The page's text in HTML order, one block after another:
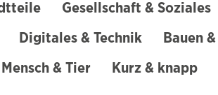
Gesellschaft & Soziales
Digitales & Technik Bauen
Mensch & Tier Kurz & knapp